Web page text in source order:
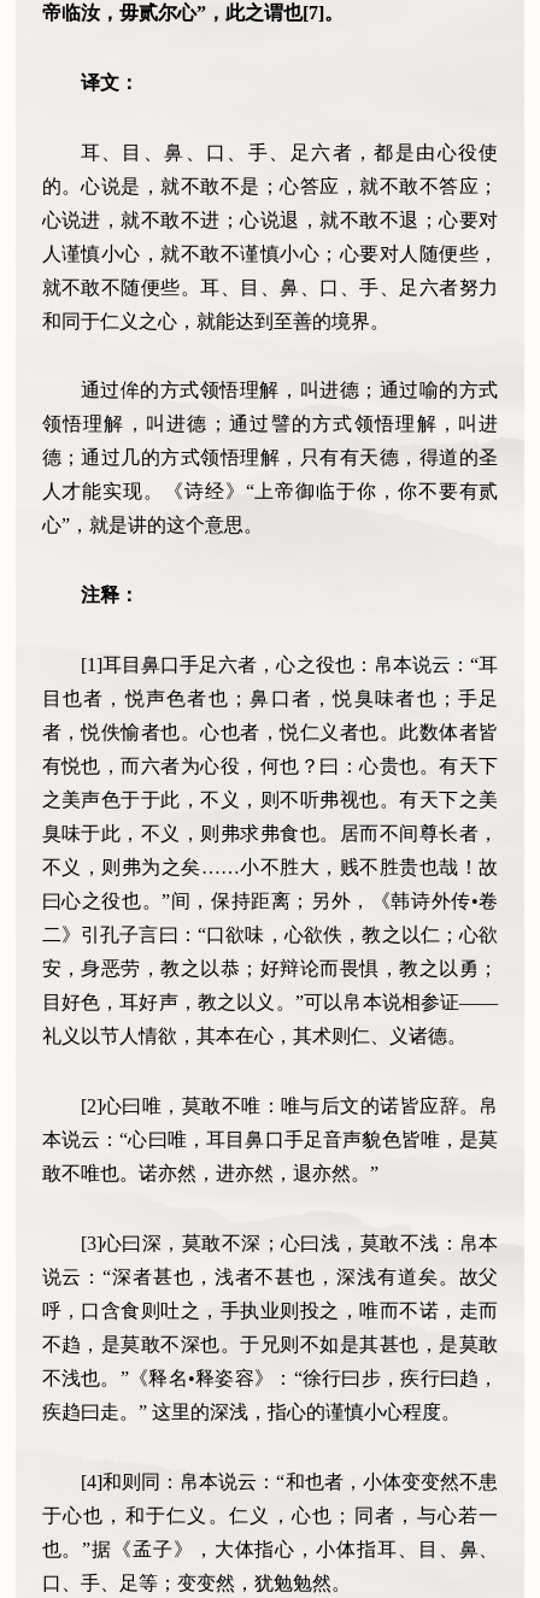
帝临汝，毋贰尔心”，此之谓也[7]。
译文：
耳、目、鼻、口、手、足六者，都是由心役使
的。心说是，就不敢不是；心答应，就不敢不答应；
心说进，就不敢不进；心说退，就不敢不退；心要对
人谨慎小心，就不敢不谨慎小心；心要对人随便些，
就不敢不随便些。耳、目、鼻、口、手、足六者努力
和同于仁义之心，就能达到至善的境界。
通过侔的方式领悟理解，叫进德；通过喻的方式
领悟理解，叫进德；通过譬的方式领悟理解，叫进
德；通过几的方式领悟理解，只有有天德，得道的圣
人才能实现。《诗经》“上帝御临于你，你不要有贰
心”，就是讲的这个意思。
注释：
[1]耳目鼻口手足六者，心之役也：帛本说云：“耳
目也者，悦声色者也；鼻口者，悦臭味者也；手足
者，悦佚愉者也。心也者，悦仁义者也。此数体者皆
有悦也，而六者为心役，何也？曰：心贵也。有天下
之美声色于于此，不义，则不听弗视也。有天下之美
臭味于此，不义，则弗求弗食也。居而不间尊长者，
不义，则弗为之矣……小不胜大，贱不胜贵也哉！故
曰心之役也。”间，保持距离；另外，《韩诗外传•卷
二》引孔子言曰：“口欲味，心欲佚，教之以仁；心欲
安，身恶劳，教之以恭；好辩论而畏惧，教之以勇；
目好色，耳好声，教之以义。”可以帛本说相参证——
礼义以节人情欲，其本在心，其术则仁、义诸德。
[2]心曰唯，莫敢不唯：唯与后文的诺皆应辞。帛
本说云：“心曰唯，耳目鼻口手足音声貌色皆唯，是莫
敢不唯也。诺亦然，进亦然，退亦然。”
[3]心曰深，莫敢不深；心曰浅，莫敢不浅：帛本
说云：“深者甚也，浅者不甚也，深浅有道矣。故父
呼，口含食则吐之，手执业则投之，唯而不诺，走而
不趋，是莫敢不深也。于兄则不如是其甚也，是莫敢
不浅也。”《释名•释姿容》：“徐行曰步，疾行曰趋，
疾趋曰走。” 这里的深浅，指心的谨慎小心程度。
[4]和则同：帛本说云：“和也者，小体变变然不患
于心也，和于仁义。仁义，心也；同者，与心若一
也。”据《孟子》，大体指心，小体指耳、目、鼻、
口、手、足等；变变然，犹勉勉然。